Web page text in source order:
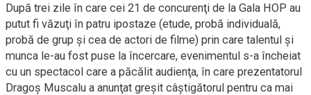
După trei zile în care cei 21 de concurenţi de la Gala HOP au
putut fi văzuţi în patru ipostaze (etude, probă individuală,
probă de grup şi cea de actori de filme) prin care talentul şi
munca le-au fost puse la încercare, evenimentul s-a încheiat
cu un spectacol care a păcălit audienţa, în care prezentatorul
Dragoş Muscalu a anunţat greşit câştigătorul pentru ca mai